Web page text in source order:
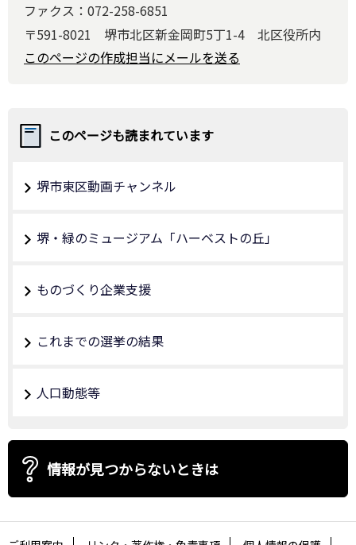
ファクス：072-258-6851
〒591-8021 堺市北区新金岡町5丁1-4 北区役所内
このページの作成担当にメールを送る
このページも読まれています
堺市東区動画チャンネル
堺・緑のミュージアム「ハーベストの丘」
ものづくり企業支援
これまでの選挙の結果
人口動態等
情報が見つからないときは